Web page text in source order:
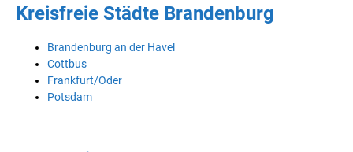
Kreisfreie Städte Brandenburg
Brandenburg an der Havel
Cottbus
Frankfurt/Oder
Potsdam